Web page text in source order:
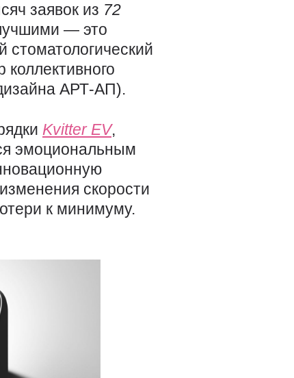
заявок из 72
— это
стоматологический
АРТ-АП).
Kvitter EV,
эмоциональным
скорости
к минимуму.